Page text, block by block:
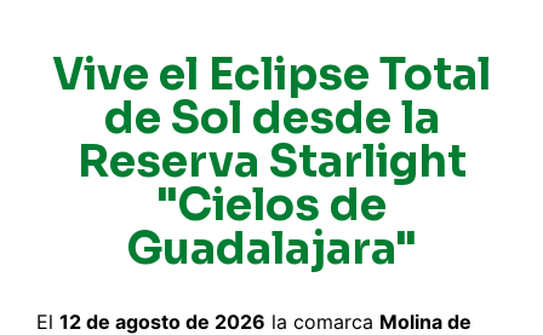
Vive el Eclipse Total
de Sol desde la
Reserva Starlight
"Cielos de
Guadalajara"
El 12 de agosto de 2026 la comarca Molina de